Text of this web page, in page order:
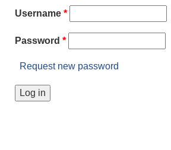
Username *
Password *
Request new password